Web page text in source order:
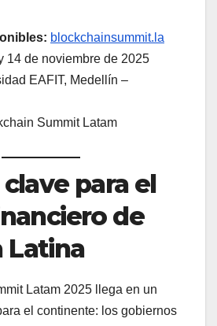
blockchainsummit.la
14 de noviembre de 2025
EAFIT, Medellín –
Summit Latam
para el
de
Latina
Latam 2025 llega en un
el continente: los gobiernos